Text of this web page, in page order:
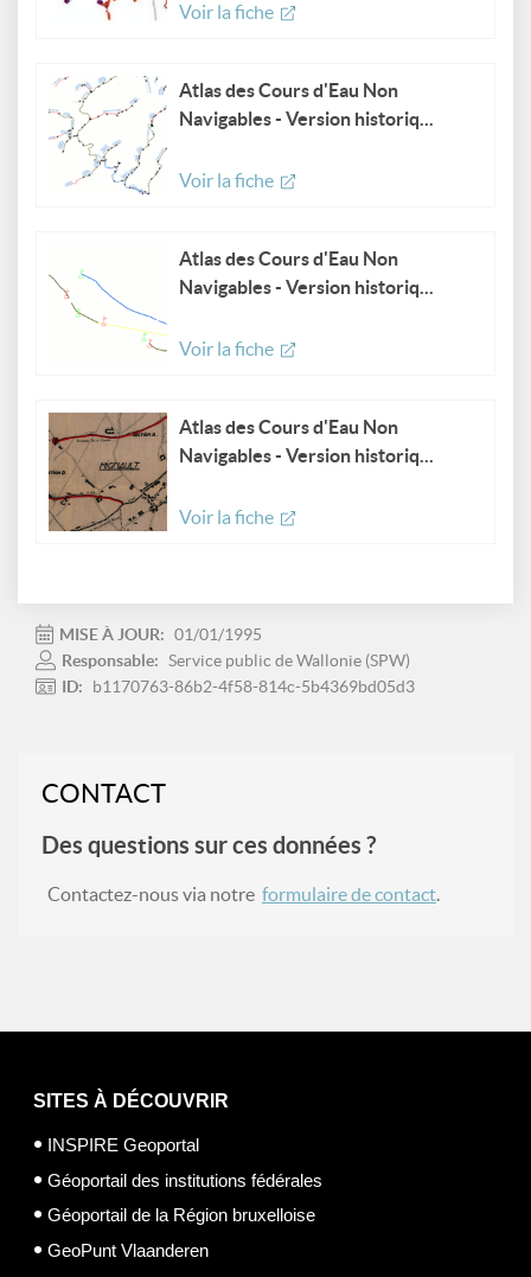
Voir la fiche
Atlas des Cours d'Eau Non
Navigables - Version historiq...
Voir la fiche
Atlas des Cours d'Eau Non
Navigables - Version historiq...
Voir la fiche
Atlas des Cours d'Eau Non
Navigables - Version historiq...
Voir la fiche
MISE À JOUR: 01/01/1995
Responsable: Service public de Wallonie (SPW)
ID:
b1170763-86b2-4f58-814c-5b4369bd05d3
CONTACT
Des questions sur ces données ?
Contactez-nous via notre formulaire de contact.
SITES À DÉCOUVRIR
INSPIRE Geoportal
Géoportail des institutions fédérales
Géoportail de la Région bruxelloise
GeoPunt Vlaanderen